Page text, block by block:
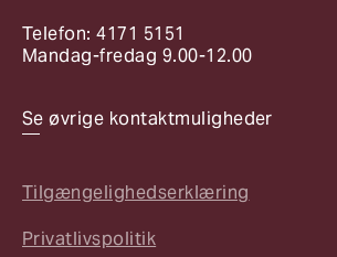
Telefon: 4171 5151
Mandag-fredag 9.00-12.00
Se øvrige kontaktmuligheder
Tilgængelighedserklæring
Privatlivspolitik